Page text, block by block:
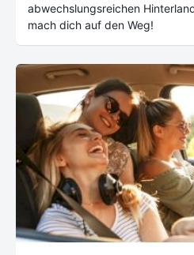
abwechslungsreichen
mach dich auf den Weg!